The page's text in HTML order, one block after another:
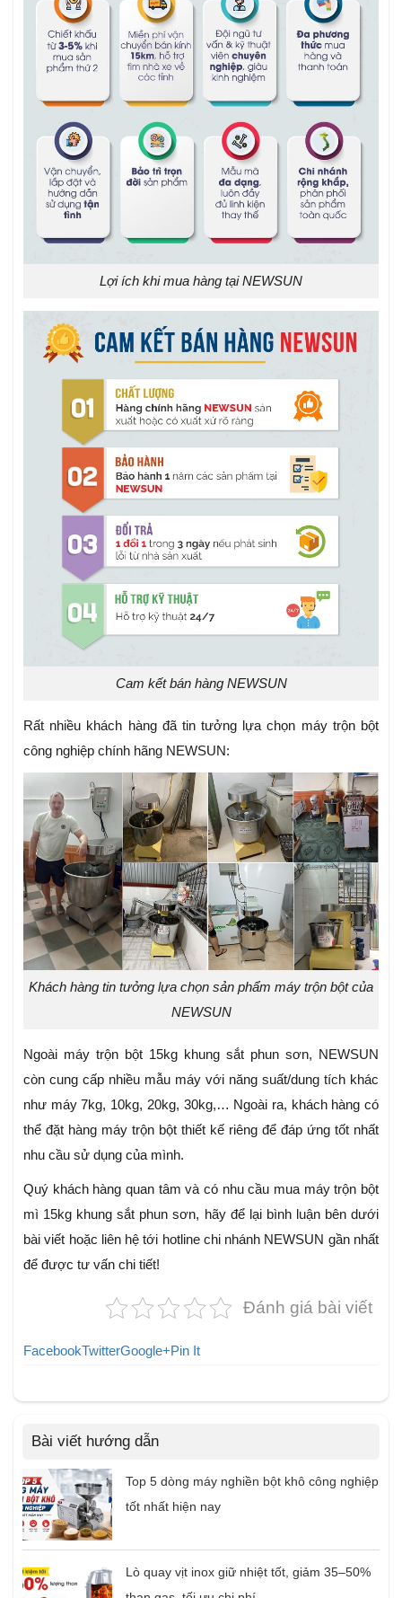
Lợi ích khi mua hàng tại NEWSUN
Cam kết bán hàng NEWSUN
Rất nhiều khách hàng đã tin tưởng lựa chọn máy trộn bột
công nghiệp chính hãng NEWSUN:
Khách hàng tin tưởng lựa chọn sản phẩm máy trộn bột của
NEWSUN
Ngoài máy trộn bột 15kg khung sắt phun sơn, NEWSUN
còn cung cấp nhiều mẫu máy với năng suất/dung tích khác
như máy 7kg, 10kg, 20kg, 30kg,… Ngoài ra, khách hàng có
thể đặt hàng máy trộn bột thiết kế riêng để đáp ứng tốt nhất
nhu cầu sử dụng của mình.
Quý khách hàng quan tâm và có nhu cầu mua máy trộn bột
mì 15kg khung sắt phun sơn, hãy để lại bình luận bên dưới
bài viết hoặc liên hệ tới hotline chi nhánh NEWSUN gần nhất
để được tư vấn chi tiết!
Đánh giá bài viết
FacebookTwitterGoogle+Pin It
Bài viết hướng dẫn
Top 5 dòng máy nghiền bột khô công nghiệp
tốt nhất hiện nay
Lò quay vịt inox giữ nhiệt tốt, giảm 35–50%